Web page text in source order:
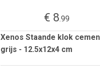
€ 8.99
Xenos Staande klok
grijs - 12.5x12x4 cm